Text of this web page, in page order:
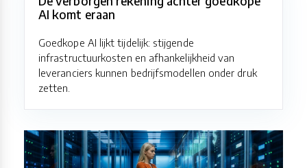
AI komt eraan
Goedkope AI lijkt tijdelijk: stijgende
infrastructuurkosten en afhankelijkheid van
leveranciers kunnen bedrijfsmodellen onder druk
zetten.